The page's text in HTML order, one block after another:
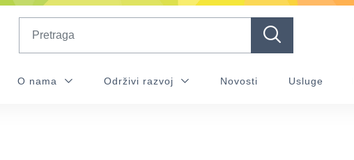
O nama Održivi razvoj Novosti Usluge